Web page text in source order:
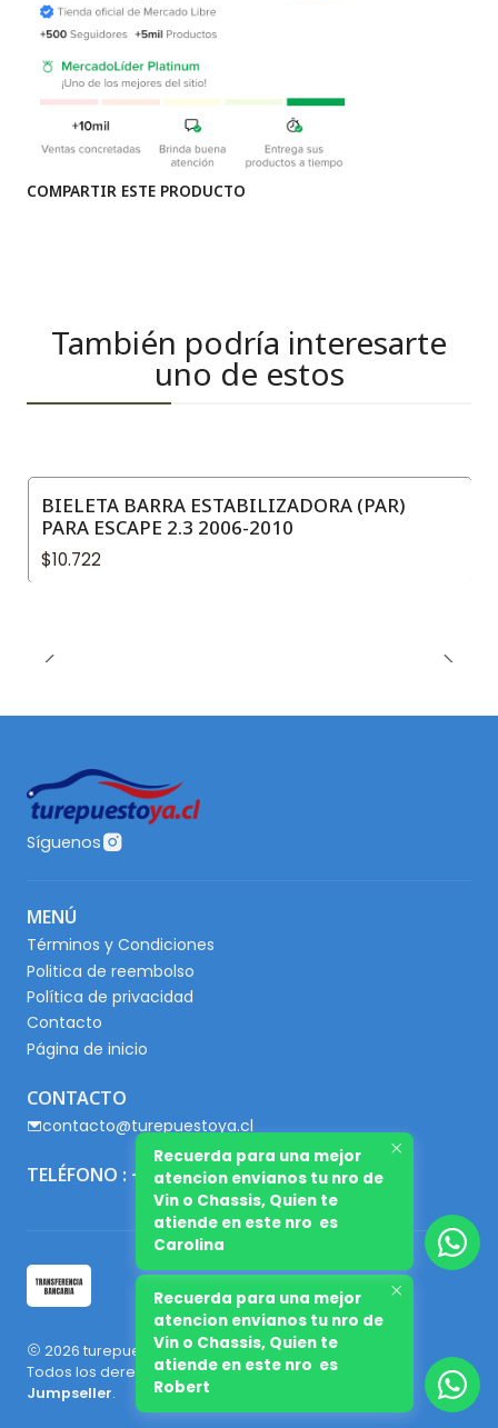
COMPARTIR ESTE PRODUCTO
También podría interesarte
uno de estos
BIELETA BARRA ESTABILIZADORA (PAR)
PARA ESCAPE 2.3 2006-2010
$10.722
Síguenos
MENÚ
Términos y Condiciones
Politica de reembolso
Política de privacidad
Contacto
Página de inicio
CONTACTO
contacto@turepuestoya.cl
TELÉFONO : +56 9 65667345
2026 turepuestoya.cl.
Todos los derechos reservados.Desarrollado por
Jumpseller.
Recuerda para una mejor
atencion envianos tu nro de
Vin o Chassis, Quien te
atiende en este nro es
Robert
Recuerda para una mejor
atencion envianos tu nro de
Vin o Chassis, Quien te
atiende en este nro es
Carolina